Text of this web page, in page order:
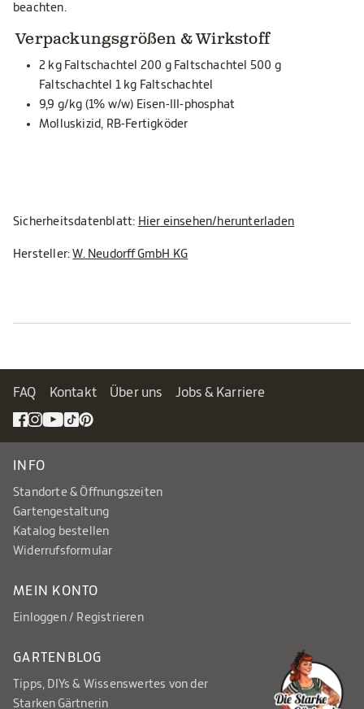
beachten.
Verpackungsgrößen & Wirkstoff
2 kg Faltschachtel 200 g Faltschachtel 500 g
Faltschachtel 1 kg Faltschachtel
9,9 g/kg (1% w/w) Eisen-III-phosphat
Molluskizid, RB-Fertigköder
Sicherheitsdatenblatt: Hier einsehen/herunterladen
Hersteller:W. Neudorff GmbH KG
FAQ Kontakt Über uns Jobs & Karriere
INFO
Standorte & Öffnungszeiten
Gartengestaltung
Katalog bestellen
Widerrufsformular
MEIN KONTO
Einloggen / Registrieren
GARTENBLOG
Tipps, DIYs & Wissenswertes von der
Starken Gärtnerin